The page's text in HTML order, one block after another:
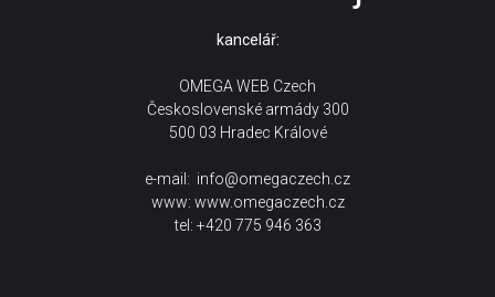
kancelář:
OMEGA WEB Czech
Československé armády 300
500 03 Hradec Králové
e-mail: info@omegaczech.cz
www: www.omegaczech.cz
tel: +420 775 946 363